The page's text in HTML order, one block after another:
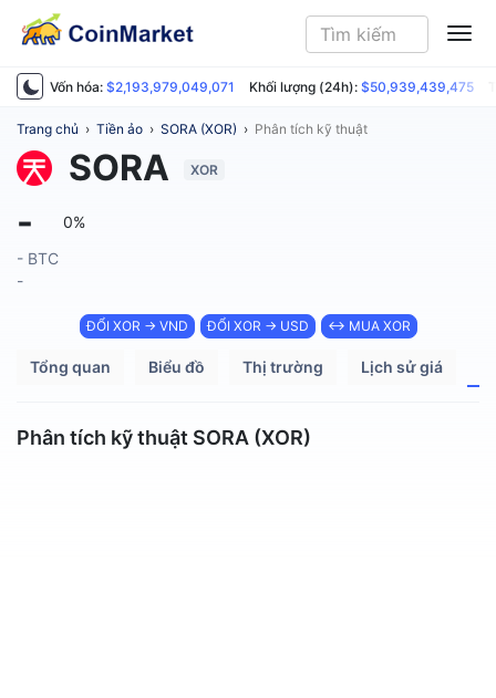
Vốn hóa: $2,193,979,049,071 Khối lượng (24h): $50,939,439,475
Trang chủ › Tiền ảo › SORA (XOR) › Phân tích kỹ thuật
SORA XOR
-
0%
- BTC
-
ĐỔI XOR → VND ĐỔI XOR → USD ↔ MUA XOR
Tổng quan Biểu đồ Thị trường Lịch sử giá
Phân tích kỹ thuật SORA (XOR)